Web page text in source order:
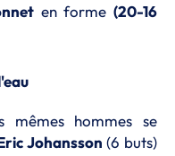
en forme(20-16
mêmes hommes se
Johansson (6 buts)